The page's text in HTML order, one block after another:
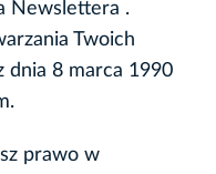
Newslettera .
Twoich
dnia 8 marca 1990
prawo w